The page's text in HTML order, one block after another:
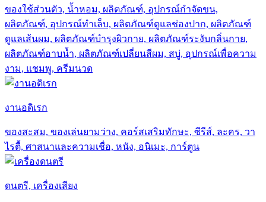
ของใช้ส่วนตัว, น้ำหอม, ผลิตภัณฑ์, อุปกรณ์กำจัดขน,
ผลิตภัณฑ์, อุปกรณ์ทำเล็บ, ผลิตภัณฑ์ดูแลช่องปาก, ผลิตภัณฑ์
ดูแลเส้นผม, ผลิตภัณฑ์บำรุงผิวกาย, ผลิตภัณฑ์ระงับกลิ่นกาย,
ผลิตภัณฑ์อาบน้ำ, ผลิตภัณฑ์เปลี่ยนสีผม, สบู่, อุปกรณ์เพื่อความ
งาม, แชมพู, ครีมนวด
งานอดิเรก
ของสะสม, ของเล่นยามว่าง, คอร์สเสริมทักษะ, ซีรีส์, ละคร, วา
ไรตื้, ศาสนาและความเชื่อ, หนัง, อนิเมะ, การ์ตูน
ดนตรี, เครื่องเสียง